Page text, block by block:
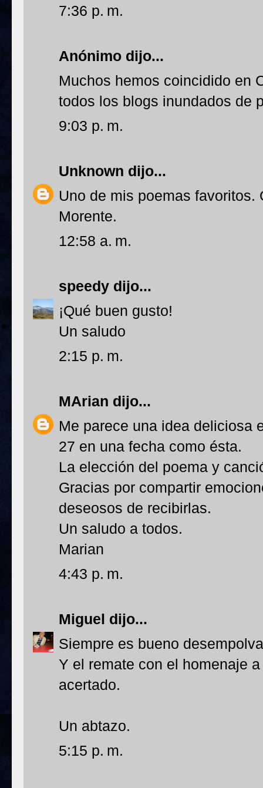
7:36 p. m.
Anónimo dijo...
Muchos hemos coincidido en
todos los blogs inundados de
9:03 p. m.
Unknown dijo...
Uno de mis poemas
Morente.
12:58 a. m.
speedy dijo...
¡Qué buen gusto!
Un saludo
2:15 p. m.
MArian dijo...
Me parece una idea deliciosa
27 en una fecha como ésta.
La elección del poema y
Gracias por compartir
deseosos de recibirlas.
Un saludo a todos.
Marian
4:43 p. m.
Miguel dijo...
Siempre es bueno
Y el remate con el homenaje
acertado.
Un abtazo.
5:15 p. m.